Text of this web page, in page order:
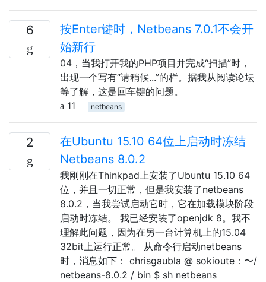
6
按Enter键时，Netbeans 7.0.1不会开
始新行
04，当我打开我的PHP项目并完成“扫描”时，
出现一个写有“请稍候...”的栏。据我从阅读论坛
等了解，这是回车键的问题。
11
netbeans
2
在Ubuntu 15.10 64位上启动时冻结
Netbeans 8.0.2
我刚刚在Thinkpad上安装了Ubuntu 15.10 64
位，并且一切正常，但是我安装了netbeans
8.0.2，当我尝试启动它时，它在加载模块阶段
启动时冻结。 我已经安装了openjdk 8。我不
理解此问题，因为在另一台计算机上的15.04
32bit上运行正常。 从命令行启动netbeans
时，消息如下： chrisgaubla @ sokioute：〜/
netbeans-8.0.2 / bin $ sh netbeans